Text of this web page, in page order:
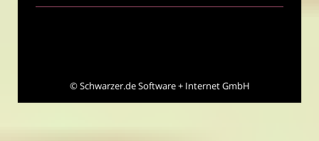
©Schwarzer.de Software + Internet GmbH